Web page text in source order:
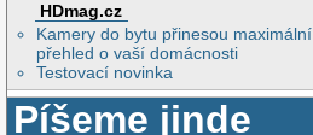
HDmag.cz
Kamery do bytu přinesou maximální
přehled o vaší domácnosti
Testovací novinka
Píšeme jinde